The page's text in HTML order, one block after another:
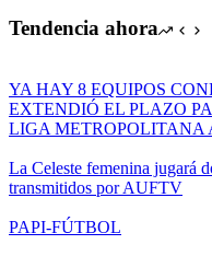
Tendencia ahora
YA HAY 8 EQUIPOS
EXTENDIÓ EL PLAZO
LIGA METROPOLITANA
La Celeste femenina jugará
transmitidos por AUFTV
PAPI-FÚTBOL